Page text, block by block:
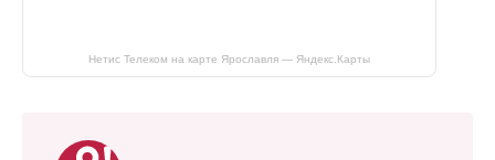
Нетис Телеком на карте Ярославля — Яндекс.Карты